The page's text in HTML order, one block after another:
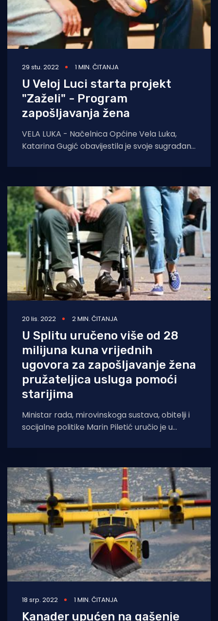
29 stu. 2022 1 MIN. ČITANJA
U Veloj Luci starta projekt
"Zaželi" - Program
zapošljavanja žena
VELA LUKA - Načelnica Općine Vela Luka,
Katarina Gugić obavijestila je svoje sugrađane
20 lis. 2022 2 MIN. ČITANJA
U Splitu uručeno više od 28
milijuna kuna vrijednih
ugovora za zapošljavanje žena
pružateljica usluga pomoći
starijima
Ministar rada, mirovinskoga sustava, obitelji i
socijalne politike Marin Piletić uručio je u
18 srp. 2022 1 MIN. ČITANJA
Kanader upućen na gašenje